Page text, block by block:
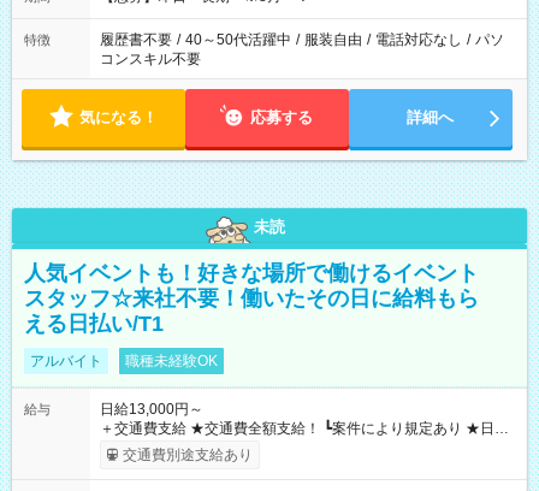
特徴 履歴書不要 / 40～50代活躍中 / 服装自由 / 電話対応なし / パソ
コンスキル不要
気になる！ 応募する 詳細へ
未読
人気イベントも！好きな場所で働けるイベント
スタッフ☆来社不要！働いたその日に給料もら
える日払い/T1
アルバイト 職種未経験OK
給与
日給13,000円～
＋交通費支給 ★交通費全額支給！ ┗案件により規定あり ★日払
いOK！（規定あり） ┗働いたその日に現金GET♪ お仕事後はコ
ンビニATMから 日払い分を引き落とせます！ 【試用期間】試
交通費別途支給あり